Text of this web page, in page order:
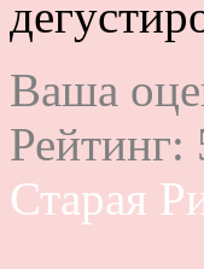
Ваша
Рейтинг:
Старая